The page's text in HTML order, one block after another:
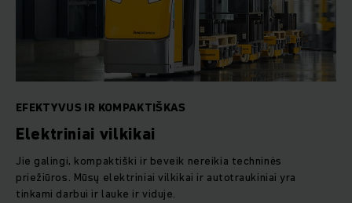
EFEKTYVUS IR KOMPAKTIŠKAS
Elektriniai vilkikai
Jie galingi, kompaktiški ir beveik nereikia techninės
priežiūros. Mūsų elektriniai vilkikai ir autotraukiniai yra
tinkami darbui ir lauke ir viduje.